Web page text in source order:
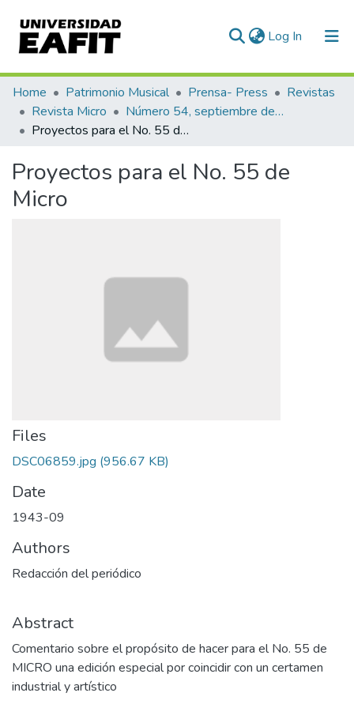
Log In (current)
Communities & Collections
All of DSpace
Home Patrimonio Musical Prensa- Press
Revistas
Revista Micro
Número 54, septiembre de 1943
Proyectos para el No. 55 de Micro
Proyectos para el No. 55 de
Micro
Files
DSC06859.jpg (956.67 KB)
Date
1943-09
Authors
Redacción del periódico
Abstract
Comentario sobre el propósito de hacer para el No. 55 de
MICRO una edición especial por coincidir con un certamen
industrial y artístico